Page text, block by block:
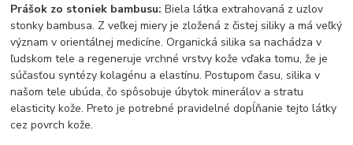
Prášok zo stoniek bambusu:Biela látka extrahovaná z uzlov
stonky bambusa. Z veľkej miery je zložená z čistej siliky a má veľký
význam v orientálnej medicíne. Organická silika sa nachádza v
ľudskom tele a regeneruje vrchné vrstvy kože vďaka tomu, že je
súčasťou syntézy kolagénu a elastínu. Postupom času, silika v
našom tele ubúda, čo spôsobuje úbytok minerálov a stratu
elasticity kože. Preto je potrebné pravidelné dopĺňanie tejto látky
cez povrch kože.